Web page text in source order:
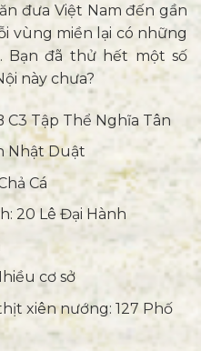
đưa Việt Nam đến gần
vùng miền lại có những
Bạn đã thử hết một số
này chưa?
C3 Tập Thể Nghĩa Tân
Nhật Duật
Cá
20 Lê Đại Hành
cơ sở
xiên nướng: 127 Phố